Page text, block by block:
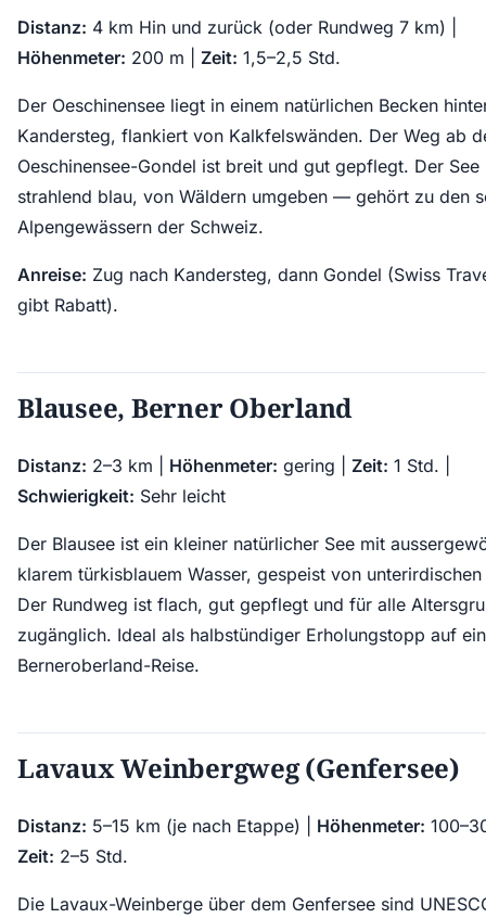
Distanz: 4 km Hin und zurück (oder Rundweg 7 km) |
Höhenmeter: 200 m | Zeit: 1,5–2,5 Std.
Der Oeschinensee liegt in einem natürlichen Becken
Kandersteg, flankiert von Kalkfelswänden. Der Weg ab
Oeschinensee-Gondel ist breit und gut gepflegt. Der
strahlend blau, von Wäldern umgeben — gehört zu den
Alpengewässern der Schweiz.
Anreise: Zug nach Kandersteg, dann Gondel (Swiss
gibt Rabatt).
Blausee, Berner Oberland
Distanz: 2–3 km | Höhenmeter: gering | Zeit: 1 Std. |
Schwierigkeit: Sehr leicht
Der Blausee ist ein kleiner natürlicher See mit
klarem türkisblauem Wasser, gespeist von unterirdischen
Der Rundweg ist flach, gut gepflegt und für alle
zugänglich. Ideal als halbstündiger Erholungstopp auf
Berneroberland-Reise.
Lavaux Weinbergweg (Genfersee)
Distanz: 5–15 km (je nach Etappe) | Höhenmeter:
Zeit: 2–5 Std.
Die Lavaux-Weinberge über dem Genfersee sind